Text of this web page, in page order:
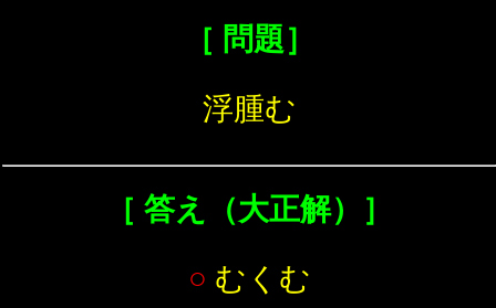
［ 問題］
浮腫む
［ 答え（大正解）］
○ むくむ